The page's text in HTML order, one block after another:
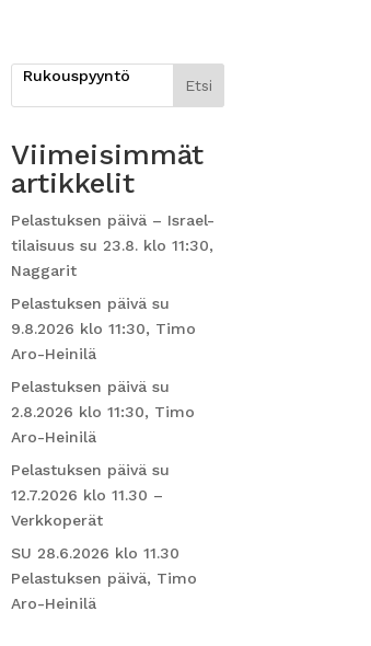
Rukouspyyntö
Etsi
Viimeisimmät
artikkelit
Pelastuksen päivä – Israel-
tilaisuus su 23.8. klo 11:30,
Naggarit
Pelastuksen päivä su
9.8.2026 klo 11:30, Timo
Aro-Heinilä
Pelastuksen päivä su
2.8.2026 klo 11:30, Timo
Aro-Heinilä
Pelastuksen päivä su
12.7.2026 klo 11.30 –
Verkkoperät
SU 28.6.2026 klo 11.30
Pelastuksen päivä, Timo
Aro-Heinilä